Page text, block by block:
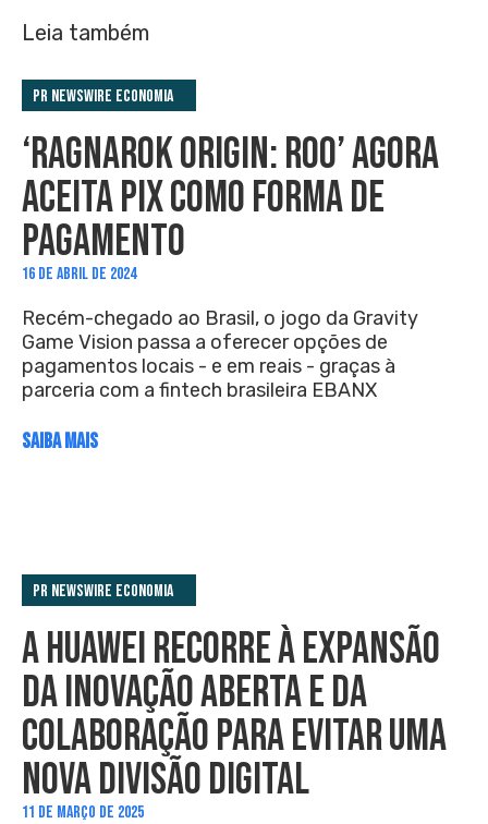
Leia também
PR Newswire Economia
‘RAGNAROK ORIGIN: ROO’ AGORA
ACEITA PIX COMO FORMA DE
PAGAMENTO
16 DE ABRIL DE 2024
Recém-chegado ao Brasil, o jogo da Gravity
Game Vision passa a oferecer opções de
pagamentos locais - e em reais - graças à
parceria com a fintech brasileira EBANX
SAIBA MAIS
PR Newswire Economia
A HUAWEI RECORRE À EXPANSÃO
DA INOVAÇÃO ABERTA E DA
COLABORAÇÃO PARA EVITAR UMA
NOVA DIVISÃO DIGITAL
11 DE MARÇO DE 2025